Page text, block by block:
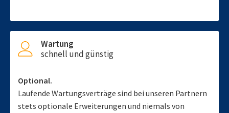
Wartung
schnell und günstig
Optional.
Laufende Wartungsverträge sind bei unseren Partnern
stets optionale Erweiterungen und niemals von